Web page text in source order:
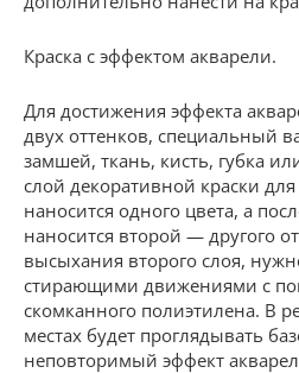
Краска с эффектом акварели.
Для достижения эффекта
двух оттенков, специальный
замшей, ткань, кисть, губка
слой декоративной краски
наносится одного цвета, а
наносится второй — другого
высыхания второго слоя,
стирающими движениями с
скомканного полиэтилена. В
местах будет проглядывать
неповторимый эффект